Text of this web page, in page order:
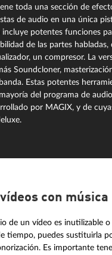
toda una sección de
de audio en una única
incluye potentes funciones
de las partes habladas,
un compresor. La
Soundcloner,
Estas potentes
del programa de
por MAGIX, y de
con música
de un vídeo es inutilizable
tiempo, puedes sustituirla
Es importante